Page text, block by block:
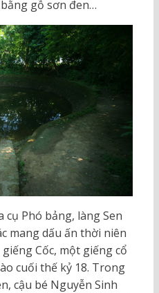
gỗ sơn đen…
cụ Phó bảng, làng Sen
mang dấu ấn thời niên
Cốc, một giếng cổ
cuối thế kỷ 18. Trong
cậu bé Nguyễn Sinh